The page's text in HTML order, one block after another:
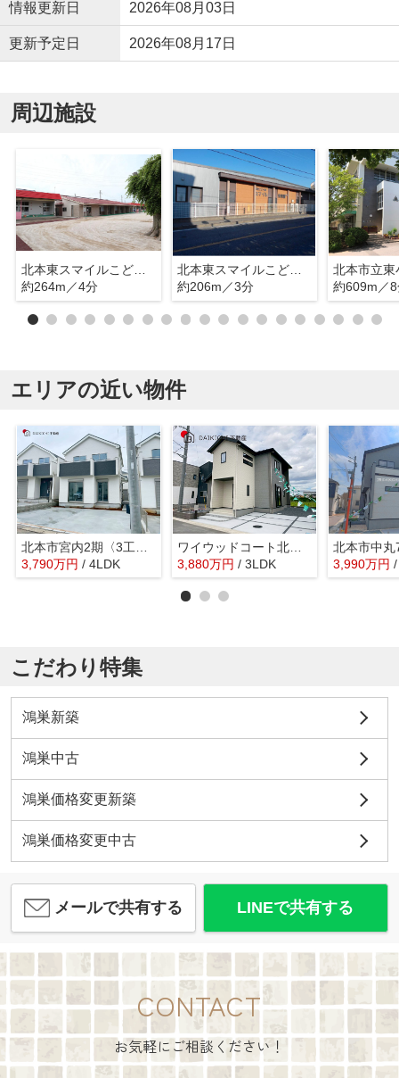
情報更新日 2026年08月03日
更新予定日 2026年08月17日
周辺施設
北本東スマイルこども園
約264m／4分
北本東スマイルこども園
約206m／3分
北本市立東
約609m／
エリアの近い物件
3,790万円 / 4LDK
ワイウッドコート北本市中丸第6期 新築戸建 全9棟 3号棟
3,880万円 / 3LDK 3,990万円
こだわり特集
鴻巣新築
鴻巣中古
鴻巣価格変更新築
鴻巣価格変更中古
メールで共有する LINEで共有する
CONTACT
お気軽にご相談ください！